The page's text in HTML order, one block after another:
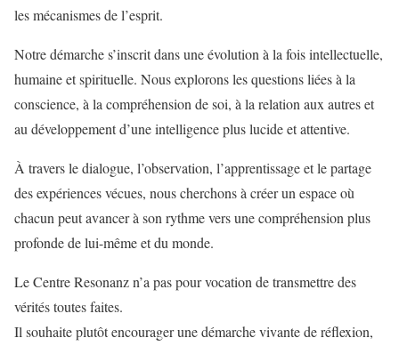
les mécanismes de l’esprit.
Notre démarche s’inscrit dans une évolution à la fois intellectuelle,
humaine et spirituelle. Nous explorons les questions liées à la
conscience, à la compréhension de soi, à la relation aux autres et
au développement d’une intelligence plus lucide et attentive.
À travers le dialogue, l’observation, l’apprentissage et le partage
des expériences vécues, nous cherchons à créer un espace où
chacun peut avancer à son rythme vers une compréhension plus
profonde de lui-même et du monde.
Le Centre Resonanz n’a pas pour vocation de transmettre des
vérités toutes faites.
Il souhaite plutôt encourager une démarche vivante de réflexion,